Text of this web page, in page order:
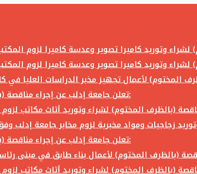
تعلن جامعة إدلب عن إجراء مناقصة (بالظرف المختوم) لشراء وتوريد ما يلي:
تعلن جامعة إدلب عن إجراء مناقصة (بالظرف المختوم) لشراء وتوريد ما يلي: